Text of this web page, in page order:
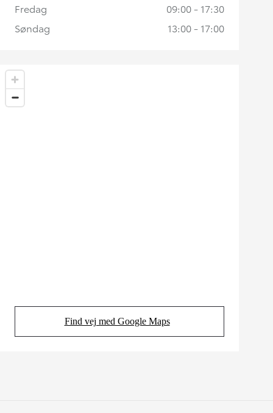
Find vej med Google Maps
(Opens in new tab)
Fredag
09:00 - 17:30
Søndag
13:00 - 17:00